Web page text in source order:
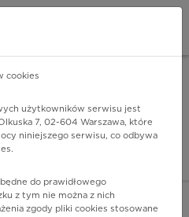
- lider
cookies
użytkowników serwisu jest
7, 02-604 Warszawa, które
niniejszego serwisu, co odbywa
do prawidłowego
z tym nie można z nich
zgody pliki cookies stosowane
Play INSTALUJ